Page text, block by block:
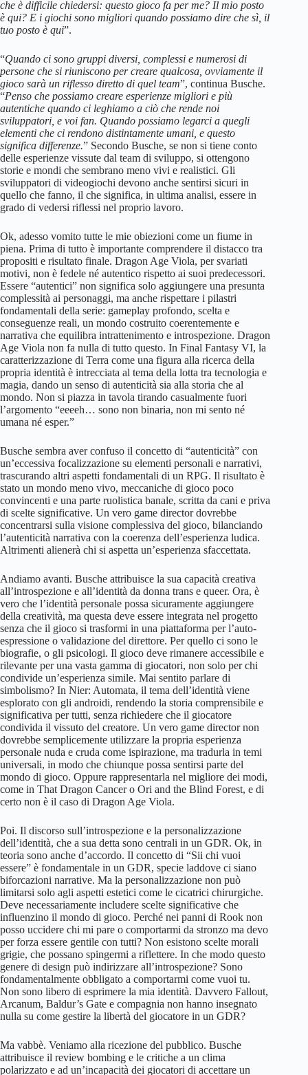
che è difficile chiedersi: questo gioco fa per me? Il mio posto
è qui? E i giochi sono migliori quando possiamo dire che sì, il
tuo posto è qui”.
“Quando ci sono gruppi diversi, complessi e numerosi di
persone che si riuniscono per creare qualcosa, ovviamente il
gioco sarà un riflesso diretto di quel team”, continua Busche.
“Penso che possiamo creare esperienze migliori e più
autentiche quando ci leghiamo a ciò che rende noi
sviluppatori, e voi fan. Quando possiamo legarci a quegli
elementi che ci rendono distintamente umani, e questo
significa differenze.” Secondo Busche, se non si tiene conto
delle esperienze vissute dal team di sviluppo, si ottengono
storie e mondi che sembrano meno vivi e realistici. Gli
sviluppatori di videogiochi devono anche sentirsi sicuri in
quello che fanno, il che significa, in ultima analisi, essere in
grado di vedersi riflessi nel proprio lavoro.
Ok, adesso vomito tutte le mie obiezioni come un fiume in
piena. Prima di tutto è importante comprendere il distacco tra
propositi e risultato finale. Dragon Age Viola, per svariati
motivi, non è fedele né autentico rispetto ai suoi predecessori.
Essere “autentici” non significa solo aggiungere una presunta
complessità ai personaggi, ma anche rispettare i pilastri
fondamentali della serie: gameplay profondo, scelta e
conseguenze reali, un mondo costruito coerentemente e
narrativa che equilibra intrattenimento e introspezione. Dragon
Age Viola non fa nulla di tutto questo. In Final Fantasy VI, la
caratterizzazione di Terra come una figura alla ricerca della
propria identità è intrecciata al tema della lotta tra tecnologia e
magia, dando un senso di autenticità sia alla storia che al
mondo. Non si piazza in tavola tirando casualmente fuori
l’argomento “eeeeh… sono non binaria, non mi sento né
umana né esper.”
Busche sembra aver confuso il concetto di “autenticità” con
un’eccessiva focalizzazione su elementi personali e narrativi,
trascurando altri aspetti fondamentali di un RPG. Il risultato è
stato un mondo meno vivo, meccaniche di gioco poco
convincenti e una parte ruolistica banale, scritta da cani e priva
di scelte significative. Un vero game director dovrebbe
concentrarsi sulla visione complessiva del gioco, bilanciando
l’autenticità narrativa con la coerenza dell’esperienza ludica.
Altrimenti alienerà chi si aspetta un’esperienza sfaccettata.
Andiamo avanti. Busche attribuisce la sua capacità creativa
all’introspezione e all’identità da donna trans e queer. Ora, è
vero che l’identità personale possa sicuramente aggiungere
della creatività, ma questa deve essere integrata nel progetto
senza che il gioco si trasformi in una piattaforma per l’auto-
espressione o validazione del direttore. Per quello ci sono le
biografie, o gli psicologi. Il gioco deve rimanere accessibile e
rilevante per una vasta gamma di giocatori, non solo per chi
condivide un’esperienza simile. Mai sentito parlare di
simbolismo? In Nier: Automata, il tema dell’identità viene
esplorato con gli androidi, rendendo la storia comprensibile e
significativa per tutti, senza richiedere che il giocatore
condivida il vissuto del creatore. Un vero game director non
dovrebbe semplicemente utilizzare la propria esperienza
personale nuda e cruda come ispirazione, ma tradurla in temi
universali, in modo che chiunque possa sentirsi parte del
mondo di gioco. Oppure rappresentarla nel migliore dei modi,
come in That Dragon Cancer o Ori and the Blind Forest, e di
certo non è il caso di Dragon Age Viola.
Poi. Il discorso sull’introspezione e la personalizzazione
dell’identità, che a sua detta sono centrali in un GDR. Ok, in
teoria sono anche d’accordo. Il concetto di “Sii chi vuoi
essere” è fondamentale in un GDR, specie laddove ci siano
biforcazioni narrative. Ma la personalizzazione non può
limitarsi solo agli aspetti estetici come le cicatrici chirurgiche.
Deve necessariamente includere scelte significative che
influenzino il mondo di gioco. Perché nei panni di Rook non
posso uccidere chi mi pare o comportarmi da stronzo ma devo
per forza essere gentile con tutti? Non esistono scelte morali
grigie, che possano spingermi a riflettere. In che modo questo
genere di design può indirizzare all’introspezione? Sono
fondamentalmente obbligato a comportarmi come vuoi tu.
Non sono libero di esprimere la mia identità. Davvero Fallout,
Arcanum, Baldur’s Gate e compagnia non hanno insegnato
nulla su come gestire la libertà del giocatore in un GDR?
Ma vabbè. Veniamo alla ricezione del pubblico. Busche
attribuisce il review bombing e le critiche a un clima
polarizzato e ad un’incapacità dei giocatori di accettare un